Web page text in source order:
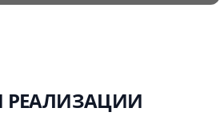
РЕАЛИЗАЦИИ